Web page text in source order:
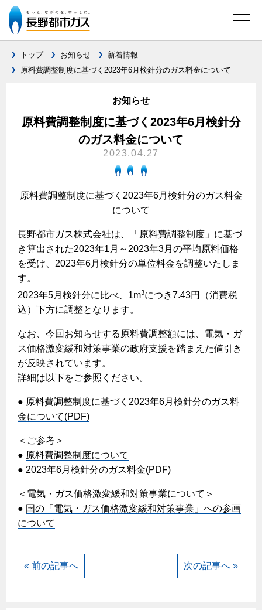
料金表
ご請求とお支払いについて
口座振替によるお支払い
クレジットカードによるお支払い
払込書による窓口でのお支払い
検針について
原料費調整制度について
こんなときは
ガスくさいとき・警報器が鳴ったとき
ガスメーターの復帰方法
地震のとき
ガス給湯器・風呂釜の凍結予防方法
故障診断
ガス工事について
新しく都市ガスをご利用したい方へ
設備別に比較する
ガスコンロとIHクッキングヒーターの比較
調理性
ガス給湯器とエコキュートの比較
快適性
経済性
ライフスタイルの変化に対応するエコジョーズ
ガス・電気併用住宅とオール電化住宅の比較
経済性、環境性、創エネ
ライフステージ別に比較する
20代
30代
40代～50代
60代
プロパンガスから都市ガスへの切り替え
導入事例
オススメの商品一覧
グリル活用法
コンロの取替えは
レンジフード
オーブン・炊飯器
炊飯器
警報器
警報器
バスルーム
エコジョーズ
ミストサウナ
キッチンをリフォーム
サニタリーをリフォーム
その他をリフォーム
リフォーム事例紹介
3つのあんしん宣言
テレビCM
スタッフ
補助金について
リフォームのお知らせ
ショールーム
リフォームについてのお問い合わせ
長野都市ガスのでんきのポイント
電気料金 長野都市ガスでんきプラン
都市ガスでんき 従量電灯Ｂ
都市ガスでんき 従量電灯Ｃ
電気料金の計算について
ご請求とお支払い
約款
電気料金のシミュレーション
ご契約・お手続き
お申込み
停電時の対応
よくあるご質問
Chef Ropia's JOYFUL CUISINE
ヤミーのレシピ帖
食育活動について
料理教室レンタル
法人のお客様へ
お問合わせ・資料請求
情報誌 企業情報
採用情報
トップ お知らせ
新着情報
原料費調整制度に基づく2023年6月検針分のガス料金について
お知らせ
原料費調整制度に基づく2023年6月検針分
のガス料金について
2023.04.27
原料費調整制度に基づく2023年6月検針分のガス料金
について
長野都市ガス株式会社は、「原料費調整制度」に基づ
き算出された2023年1月～2023年3月の平均原料価格
を受け、2023年6月検針分の単位料金を調整いたしま
す。
2023年5月検針分に比べ、1m3につき7.43円（消費税
込）下方に調整となります。
なお、今回お知らせする原料費調整額には、電気・ガ
ス価格激変緩和対策事業の政府支援を踏まえた値引き
が反映されています。
詳細は以下をご参照ください。
● 原料費調整制度に基づく2023年6月検針分のガス料
金について(PDF)
＜ご参考＞
● 原料費調整制度について
● 2023年6月検針分のガス料金(PDF)
＜電気・ガス価格激変緩和対策事業について＞
● 国の「電気・ガス価格激変緩和対策事業」への参画
について
« 前の記事へ 次の記事へ »